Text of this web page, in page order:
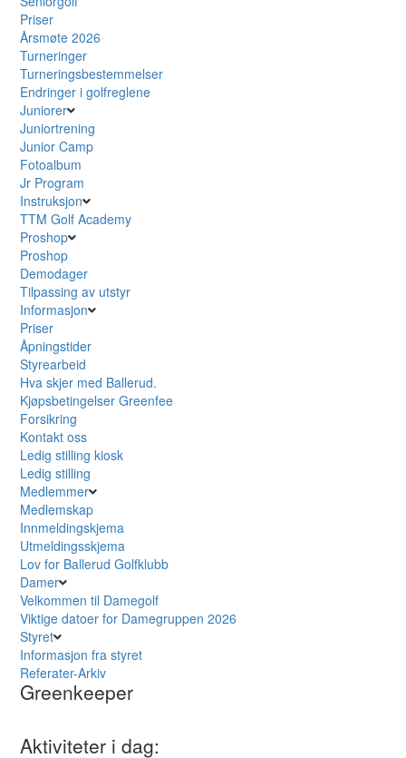
Priser
Årsmøte 2026
Turneringer
Turneringsbestemmelser
Endringer i golfreglene
Juniorer
Juniortrening
Junior Camp
Fotoalbum
Jr Program
Instruksjon
TTM Golf Academy
Proshop
Proshop
Demodager
Tilpassing av utstyr
Informasjon
Priser
Åpningstider
Styrearbeid
Hva skjer med Ballerud.
Kjøpsbetingelser Greenfee
Forsikring
Kontakt oss
Ledig stilling kiosk
Ledig stilling
Medlemmer
Medlemskap
Innmeldingskjema
Utmeldingsskjema
Lov for Ballerud Golfklubb
Damer
Velkommen til Damegolf
Viktige datoer for Damegruppen 2026
Styret
Informasjon fra styret
Referater-Arkiv
Greenkeeper
Aktiviteter i dag: